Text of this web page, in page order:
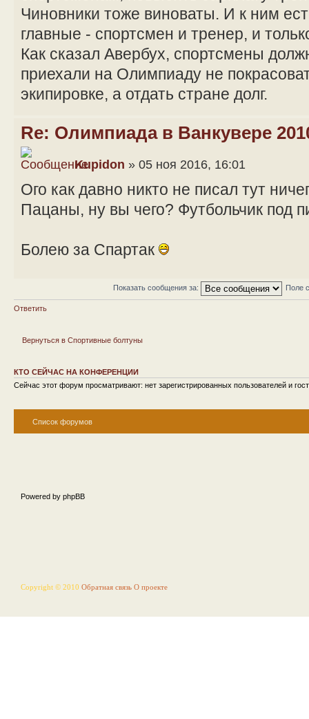
Чиновники тоже виноваты. И к ним
главные - спортсмен и тренер, и
Как сказал Авербух, спортсмены
приехали на Олимпиаду не
экипировке, а отдать стране долг.
Re: Олимпиада в Ванкувере
Kupidon » 05 ноя 2016, 16:01
Ого как давно никто не писал тут
Пацаны, ну вы чего? Футбольчик под
Болею за Спартак
Показать сообщения за: Поле
Ответить
Вернуться в Спортивные болтуны
КТО СЕЙЧАС НА КОНФЕРЕНЦИИ
Сейчас этот форум просматривают: нет зарегистрированных пользователей и
Список форумов
Powered by phpBB
Copyright © 2010 Обратная связь О проекте